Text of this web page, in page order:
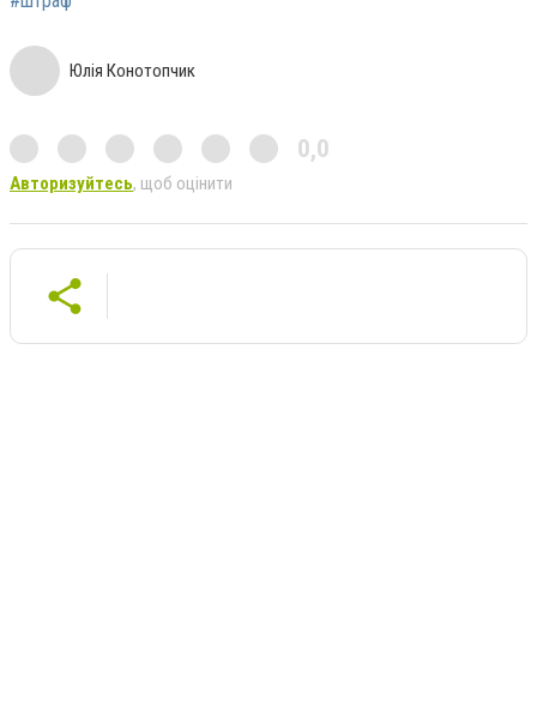
Юлія Конотопчик
0,0
Авторизуйтесь, щоб оцінити